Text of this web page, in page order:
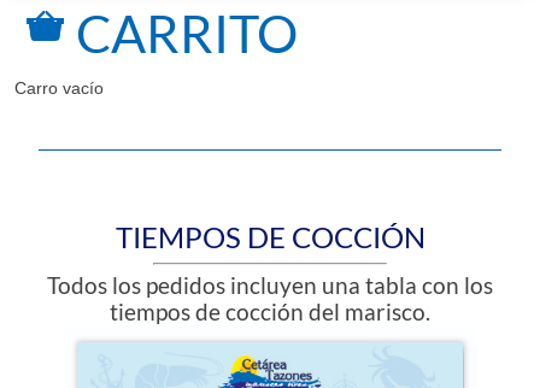
CARRITO
Carro vacío
TIEMPOS DE COCCIÓN
Todos los pedidos incluyen una tabla con los
tiempos de cocción del marisco.